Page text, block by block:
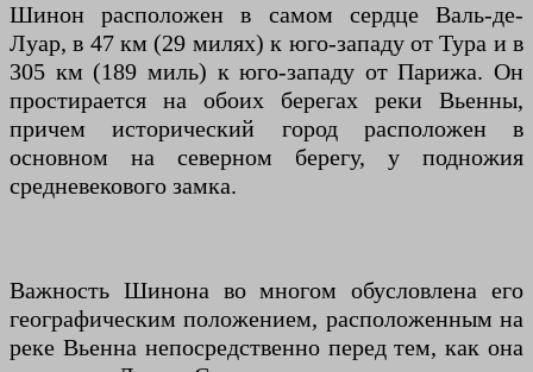
Шинон расположен в самом сердце Валь-де-
Луар, в 47 км (29 милях) к юго-западу от Тура и в
305 км (189 миль) к юго-западу от Парижа. Он
простирается на обоих берегах реки Вьенны,
причем исторический город расположен в
основном на северном берегу, у подножия
средневекового замка.
Важность Шинона во многом обусловлена его
географическим положением, расположенным на
реке Вьенна непосредственно перед тем, как она